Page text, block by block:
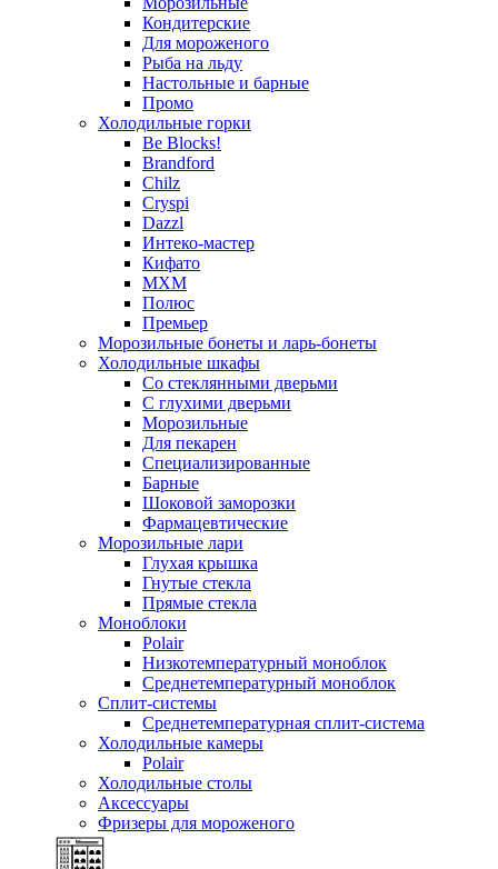
Кондитерские
Для мороженого
Рыба на льду
Настольные и барные
Промо
Холодильные горки
Be Blocks!
Brandford
Chilz
Cryspi
Dazzl
Интеко-мастер
Кифато
МХМ
Полюс
Премьер
Морозильные бонеты и ларь-бонеты
Холодильные шкафы
Со стеклянными дверьми
С глухими дверьми
Морозильные
Для пекарен
Специализированные
Барные
Шоковой заморозки
Фармацевтические
Морозильные лари
Глухая крышка
Гнутые стекла
Прямые стекла
Моноблоки
Polair
Низкотемпературный моноблок
Среднетемпературный моноблок
Сплит-системы
Среднетемпературная сплит-система
Холодильные камеры
Polair
Холодильные столы
Аксессуары
Фризеры для мороженого